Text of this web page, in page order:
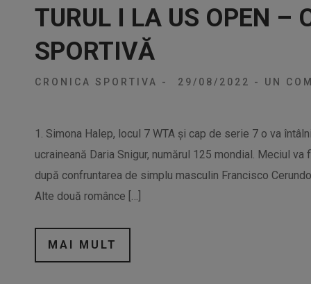
TURUL I LA US OPEN –
SPORTIVĂ
CRONICA SPORTIVA - 29/08/2022 - UN
1. Simona Halep, locul 7 WTA şi cap de serie 7 o va
ucraineană Daria Snigur, numărul 125 mondial. Meciul
după confruntarea de simplu masculin Francisco
Alte două românce […]
MAI MULT